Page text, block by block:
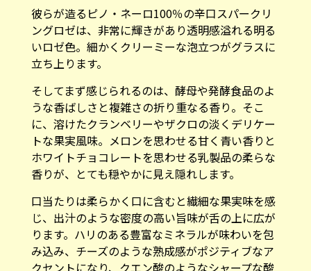
彼らが造るピノ・ネーロ100％の辛口スパークリ
ングロゼは、非常に輝きがあり透明感溢れる明る
いロゼ色。細かくクリーミーな泡立つがグラスに
立ち上ります。
そしてまず感じられるのは、酵母や発酵食品のよ
うな香ばしさと複雑さの折り重なる香り。そこ
に、溶けたクランベリーやザクロの淡くデリケー
トな果実風味。メロンを思わせる甘く青い香りと
ホワイトチョコレートを思わせる乳製品の柔らな
香りが、とても穏やかに見え隠れします。
口当たりは柔らかく口に含むと繊細な果実味を感
じ、出汁のような密度の高い旨味が舌の上に広が
ります。ハリのある豊富なミネラルが味わいを包
み込み、チーズのような熟成感がポジティブなア
クセントになり、クエン酸のようなシャープな酸